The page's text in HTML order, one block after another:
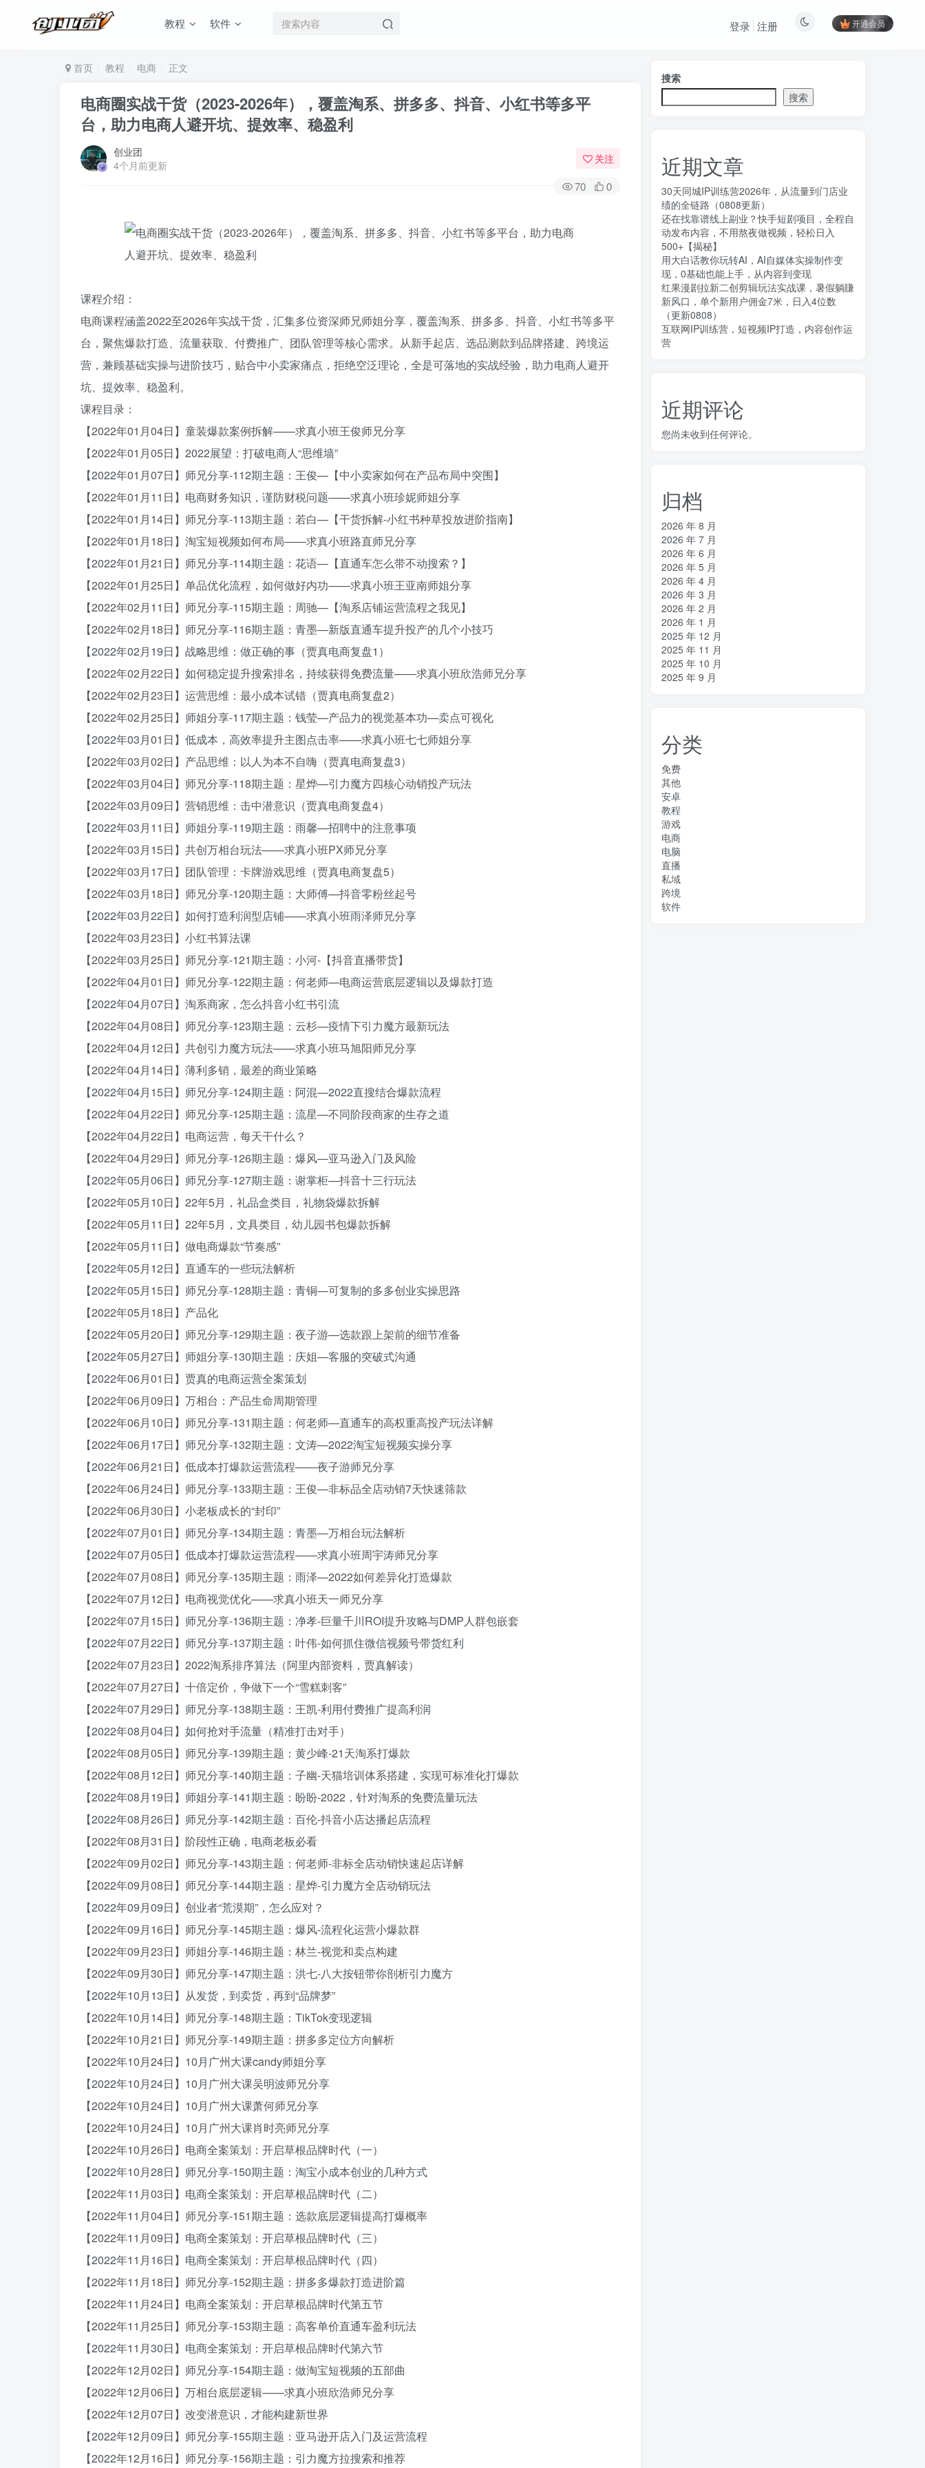
教程 软件 开通会员
登录 注册
首页 教程 电商 正文
电商圈实战干货（2023-2026年），覆盖淘系、拼多多、抖音、小红书等多平
台，助力电商人避开坑、提效率、稳盈利
创业团
4个月前更新
关注
70 0
课程介绍：
电商课程涵盖2022至2026年实战干货，汇集多位资深师兄师姐分享，覆盖淘系、拼多多、抖音、小红书等多平
台，聚焦爆款打造、流量获取、付费推广、团队管理等核心需求。从新手起店、选品测款到品牌搭建、跨境运
营，兼顾基础实操与进阶技巧，贴合中小卖家痛点，拒绝空泛理论，全是可落地的实战经验，助力电商人避开
坑、提效率、稳盈利。
课程目录：
【2022年01月04日】童装爆款案例拆解——求真小班王俊师兄分享
【2022年01月05日】2022展望：打破电商人“思维墙”
【2022年01月07日】师兄分享-112期主题：王俊—【中小卖家如何在产品布局中突围】
【2022年01月11日】电商财务知识，谨防财税问题——求真小班珍妮师姐分享
【2022年01月14日】师兄分享-113期主题：若白—【干货拆解-小红书种草投放进阶指南】
【2022年01月18日】淘宝短视频如何布局——求真小班路直师兄分享
【2022年01月21日】师兄分享-114期主题：花语—【直通车怎么带不动搜索？】
【2022年01月25日】单品优化流程，如何做好内功——求真小班王亚南师姐分享
【2022年02月11日】师兄分享-115期主题：周驰—【淘系店铺运营流程之我见】
【2022年02月18日】师兄分享-116期主题：青墨—新版直通车提升投产的几个小技巧
【2022年02月19日】战略思维：做正确的事（贾真电商复盘1）
【2022年02月22日】如何稳定提升搜索排名，持续获得免费流量——求真小班欣浩师兄分享
【2022年02月23日】运营思维：最小成本试错（贾真电商复盘2）
【2022年02月25日】师姐分享-117期主题：钱莹—产品力的视觉基本功—卖点可视化
【2022年03月01日】低成本，高效率提升主图点击率——求真小班七七师姐分享
【2022年03月02日】产品思维：以人为本不自嗨（贾真电商复盘3）
【2022年03月04日】师兄分享-118期主题：星烨—引力魔方四核心动销投产玩法
【2022年03月09日】营销思维：击中潜意识（贾真电商复盘4）
【2022年03月11日】师姐分享-119期主题：雨馨—招聘中的注意事项
【2022年03月15日】共创万相台玩法——求真小班PX师兄分享
【2022年03月17日】团队管理：卡牌游戏思维（贾真电商复盘5）
【2022年03月18日】师兄分享-120期主题：大师傅—抖音零粉丝起号
【2022年03月22日】如何打造利润型店铺——求真小班雨泽师兄分享
【2022年03月23日】小红书算法课
【2022年03月25日】师兄分享-121期主题：小河-【抖音直播带货】
【2022年04月01日】师兄分享-122期主题：何老师—电商运营底层逻辑以及爆款打造
【2022年04月07日】淘系商家，怎么抖音小红书引流
【2022年04月08日】师兄分享-123期主题：云杉—疫情下引力魔方最新玩法
【2022年04月12日】共创引力魔方玩法——求真小班马旭阳师兄分享
【2022年04月14日】薄利多销，最差的商业策略
【2022年04月15日】师兄分享-124期主题：阿混—2022直搜结合爆款流程
【2022年04月22日】师兄分享-125期主题：流星—不同阶段商家的生存之道
【2022年04月22日】电商运营，每天干什么？
【2022年04月29日】师兄分享-126期主题：爆风—亚马逊入门及风险
【2022年05月06日】师兄分享-127期主题：谢掌柜—抖音十三行玩法
【2022年05月10日】22年5月，礼品盒类目，礼物袋爆款拆解
【2022年05月11日】22年5月，文具类目，幼儿园书包爆款拆解
【2022年05月11日】做电商爆款“节奏感”
【2022年05月12日】直通车的一些玩法解析
【2022年05月15日】师兄分享-128期主题：青铜—可复制的多多创业实操思路
【2022年05月18日】产品化
【2022年05月20日】师兄分享-129期主题：夜子游—选款跟上架前的细节准备
【2022年05月27日】师姐分享-130期主题：庆姐—客服的突破式沟通
【2022年06月01日】贾真的电商运营全案策划
【2022年06月09日】万相台：产品生命周期管理
【2022年06月10日】师兄分享-131期主题：何老师—直通车的高权重高投产玩法详解
【2022年06月17日】师兄分享-132期主题：文涛—2022淘宝短视频实操分享
【2022年06月21日】低成本打爆款运营流程——夜子游师兄分享
【2022年06月24日】师兄分享-133期主题：王俊—非标品全店动销7天快速筛款
【2022年06月30日】小老板成长的“封印”
【2022年07月01日】师兄分享-134期主题：青墨—万相台玩法解析
【2022年07月05日】低成本打爆款运营流程——求真小班周宇涛师兄分享
【2022年07月08日】师兄分享-135期主题：雨泽—2022如何差异化打造爆款
【2022年07月12日】电商视觉优化——求真小班天一师兄分享
【2022年07月15日】师兄分享-136期主题：净孝-巨量千川ROI提升攻略与DMP人群包嵌套
【2022年07月22日】师兄分享-137期主题：叶伟-如何抓住微信视频号带货红利
【2022年07月23日】2022淘系排序算法（阿里内部资料，贾真解读）
【2022年07月27日】十倍定价，争做下一个“雪糕刺客”
【2022年07月29日】师兄分享-138期主题：王凯-利用付费推广提高利润
【2022年08月04日】如何抢对手流量（精准打击对手）
【2022年08月05日】师兄分享-139期主题：黄少峰-21天淘系打爆款
【2022年08月12日】师兄分享-140期主题：子幽-天猫培训体系搭建，实现可标准化打爆款
【2022年08月19日】师姐分享-141期主题：盼盼-2022，针对淘系的免费流量玩法
【2022年08月26日】师兄分享-142期主题：百伦-抖音小店达播起店流程
【2022年08月31日】阶段性正确，电商老板必看
【2022年09月02日】师兄分享-143期主题：何老师-非标全店动销快速起店详解
【2022年09月08日】师兄分享-144期主题：星烨-引力魔方全店动销玩法
【2022年09月09日】创业者“荒漠期”，怎么应对？
【2022年09月16日】师兄分享-145期主题：爆风-流程化运营小爆款群
【2022年09月23日】师姐分享-146期主题：林兰-视觉和卖点构建
【2022年09月30日】师兄分享-147期主题：洪七-八大按钮带你剖析引力魔方
【2022年10月13日】从发货，到卖货，再到“品牌梦”
【2022年10月14日】师兄分享-148期主题：TikTok变现逻辑
【2022年10月21日】师兄分享-149期主题：拼多多定位方向解析
【2022年10月24日】10月广州大课candy师姐分享
【2022年10月24日】10月广州大课吴明波师兄分享
【2022年10月24日】10月广州大课萧何师兄分享
【2022年10月24日】10月广州大课肖时亮师兄分享
【2022年10月26日】电商全案策划：开启草根品牌时代（一）
【2022年10月28日】师兄分享-150期主题：淘宝小成本创业的几种方式
【2022年11月03日】电商全案策划：开启草根品牌时代（二）
【2022年11月04日】师兄分享-151期主题：选款底层逻辑提高打爆概率
【2022年11月09日】电商全案策划：开启草根品牌时代（三）
【2022年11月16日】电商全案策划：开启草根品牌时代（四）
【2022年11月18日】师兄分享-152期主题：拼多多爆款打造进阶篇
【2022年11月24日】电商全案策划：开启草根品牌时代第五节
【2022年11月25日】师兄分享-153期主题：高客单价直通车盈利玩法
【2022年11月30日】电商全案策划：开启草根品牌时代第六节
【2022年12月02日】师兄分享-154期主题：做淘宝短视频的五部曲
【2022年12月06日】万相台底层逻辑——求真小班欣浩师兄分享
【2022年12月07日】改变潜意识，才能构建新世界
【2022年12月09日】师兄分享-155期主题：亚马逊开店入门及运营流程
【2022年12月16日】师兄分享-156期主题：引力魔方拉搜索和推荐
搜索
搜索
近期文章
30天同城IP训练营2026年，从流量到门店业
绩的全链路（0808更新）
还在找靠谱线上副业？快手短剧项目，全程自
动发布内容，不用熬夜做视频，轻松日入
500+【揭秘】
用大白话教你玩转AI，AI自媒体实操制作变
现，0基础也能上手，从内容到变现
红果漫剧拉新二创剪辑玩法实战课，暑假躺賺
新风口，单个新用户佣金7米，日入4位数
（更新0808）
互联网IP训练营，短视频IP打造，内容创作运
营
近期评论
您尚未收到任何评论。
归档
2026 年 8 月
2026 年 7 月
2026 年 6 月
2026 年 5 月
2026 年 4 月
2026 年 3 月
2026 年 2 月
2026 年 1 月
2025 年 12 月
2025 年 11 月
2025 年 10 月
2025 年 9 月
分类
免费
其他
安卓
教程
游戏
电商
电脑
直播
私域
跨境
软件
用户名或邮箱
登录密码